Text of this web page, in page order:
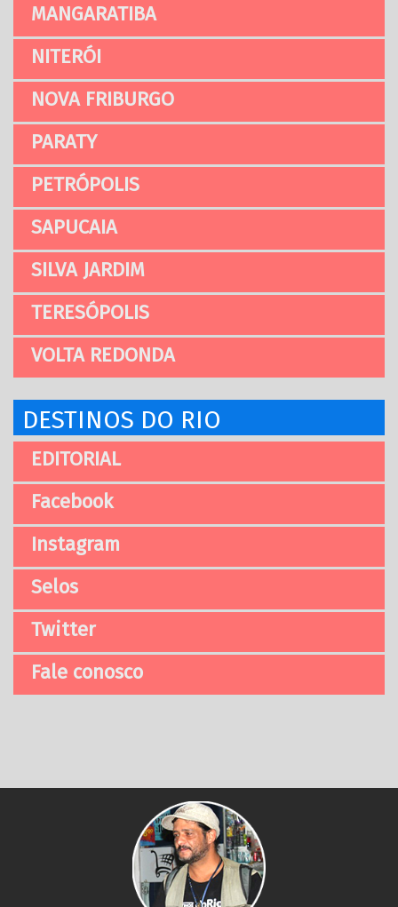
MANGARATIBA
NITERÓI
NOVA FRIBURGO
PARATY
PETRÓPOLIS
SAPUCAIA
SILVA JARDIM
TERESÓPOLIS
VOLTA REDONDA
DESTINOS DO RIO
EDITORIAL
Facebook
Instagram
Selos
Twitter
Fale conosco